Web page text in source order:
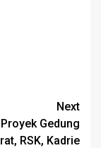
Next
Proyek Gedung
RSK, Kadrie